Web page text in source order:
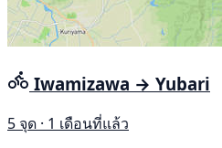
Iwamizawa → Yubari
5 จุด · 1 เดือนที่แล้ว